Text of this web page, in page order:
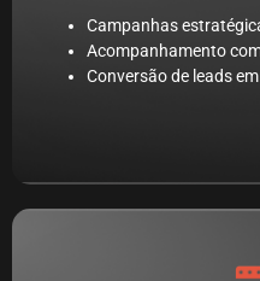
Campanhas
Acompanhamento
Conversão de leads